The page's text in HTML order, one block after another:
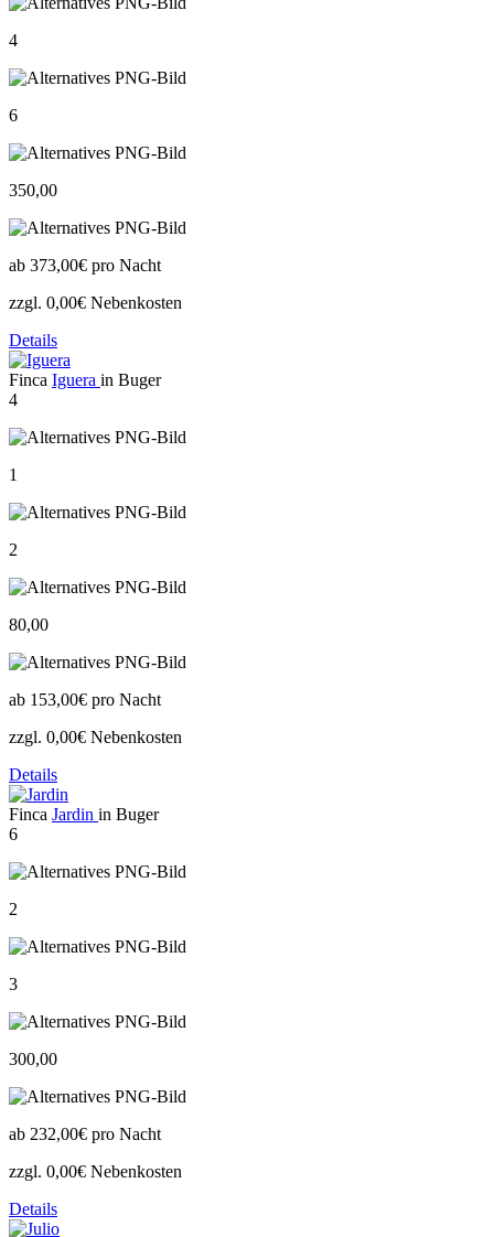
4
6
350,00
ab 373,00€ pro Nacht
zzgl. 0,00€ Nebenkosten
Details
Finca Iguera in Buger
4
1
2
80,00
ab 153,00€ pro Nacht
zzgl. 0,00€ Nebenkosten
Details
Finca Jardin in Buger
6
2
3
300,00
ab 232,00€ pro Nacht
zzgl. 0,00€ Nebenkosten
Details